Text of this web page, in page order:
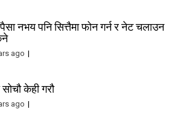
नभय पनि सित्तैमा फोन गर्न र नेट चलाउन
ago
केही गरौ
ago